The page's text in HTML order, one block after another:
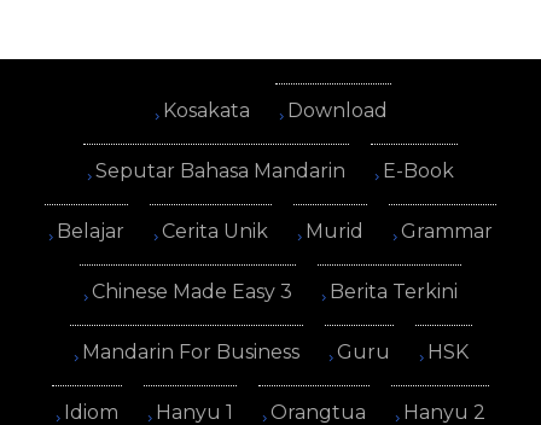
Kosakata Download
Seputar Bahasa Mandarin E-Book
Belajar Cerita Unik Murid Grammar
Chinese Made Easy 3 Berita Terkini
Mandarin For Business Guru HSK
Idiom Hanyu 1 Orangtua Hanyu 2